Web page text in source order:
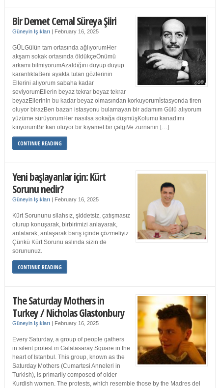
Bir Demet Cemal Süreya Şiiri
Güneyin Işıkları | February 16, 2025
GÜLGülün tam ortasında ağlıyorumHer
akşam sokak ortasında öldükçeÖnümü
arkamı bilmiyorumAzaldığını duyup duyup
karanlıktaBeni ayakta tutan gözlerinin
Ellerini alıyorum sabaha kadar
seviyorumEllerin beyaz tekrar beyaz tekrar
beyazEllerinin bu kadar beyaz olmasından korkuyorumİstasyonda tiren
oluyor birazBen bazan istasyonu bulamayan bir adamım Gülü alıyorum
yüzüme sürüyorumHer nasılsa sokağa düşmüşKolumu kanadımı
kırıyorumBir kan oluyor bir kıyamet bir çalgıVe zurnanın […]
CONTINUE READING
Yeni başlayanlar için: Kürt
Sorunu nedir?
Güneyin Işıkları | February 16, 2025
Kürt Sorununu silahsız, şiddetsiz, çatışmasız
oturup konuşarak, birbirimizi anlayarak,
anlatarak, anlaşarak barış içinde çözmeliyiz.
Çünkü Kürt Sorunu aslında sizin de
sorununuz.
CONTINUE READING
The Saturday Mothers in
Turkey / Nicholas Glastonbury
Güneyin Işıkları | February 16, 2025
Every Saturday, a group of people gathers
in silent protest in Galatasaray Square in the
heart of Istanbul. This group, known as the
Saturday Mothers (Cumartesi Anneleri in
Turkish), is primarily composed of older
Kurdish women. The protests, which resemble those by the Madres del